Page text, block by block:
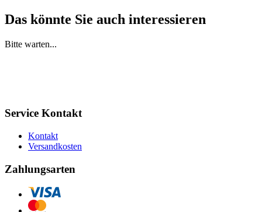
Das könnte Sie auch interessieren
Bitte warten...
Service Kontakt
Kontakt
Versandkosten
Zahlungsarten